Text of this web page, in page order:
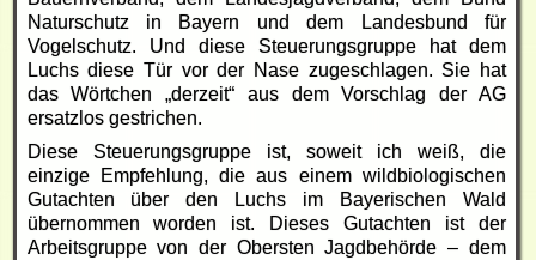
Naturschutz in Bayern und dem Landesbund für
Vogelschutz. Und diese Steuerungsgruppe hat dem
Luchs diese Tür vor der Nase zugeschlagen. Sie hat
das Wörtchen „derzeit“ aus dem Vorschlag der AG
ersatzlos gestrichen.
Diese Steuerungsgruppe ist, soweit ich weiß, die
einzige Empfehlung, die aus einem wildbiologischen
Gutachten über den Luchs im Bayerischen Wald
übernommen worden ist. Dieses Gutachten ist der
Arbeitsgruppe von der Obersten Jagdbehörde – dem